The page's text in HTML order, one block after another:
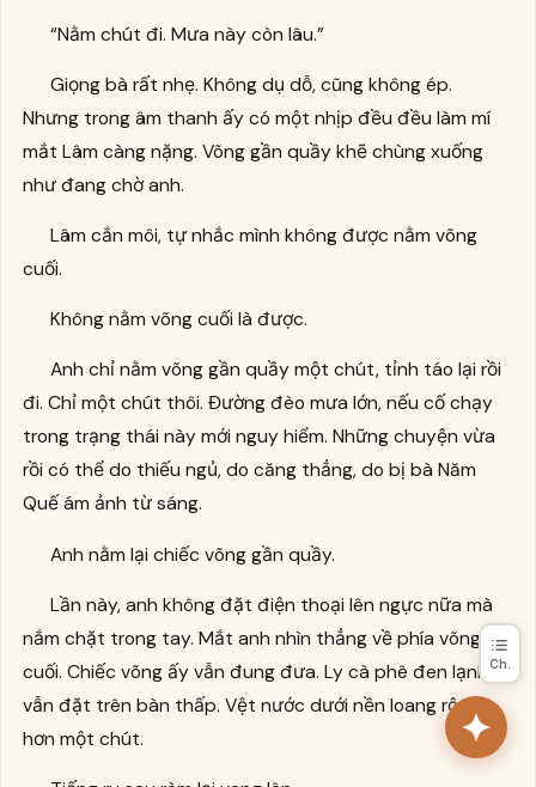
Ch.
“Nằm chút đi. Mưa này còn lâu.”
Giọng bà rất nhẹ. Không dụ dỗ, cũng không ép.
Nhưng trong âm thanh ấy có một nhịp đều đều làm mí
mắt Lâm càng nặng. Võng gần quầy khẽ chùng xuống
như đang chờ anh.
Lâm cắn môi, tự nhắc mình không được nằm võng
cuối.
Không nằm võng cuối là được.
Anh chỉ nằm võng gần quầy một chút, tỉnh táo lại rồi
đi. Chỉ một chút thôi. Đường đèo mưa lớn, nếu cố chạy
trong trạng thái này mới nguy hiểm. Những chuyện vừa
rồi có thể do thiếu ngủ, do căng thẳng, do bị bà Năm
Quế ám ảnh từ sáng.
Anh nằm lại chiếc võng gần quầy.
Lần này, anh không đặt điện thoại lên ngực nữa mà
nắm chặt trong tay. Mắt anh nhìn thẳng về phía võng
cuối. Chiếc võng ấy vẫn đung đưa. Ly cà phê đen lạnh
vẫn đặt trên bàn thấp. Vệt nước dưới nền loang rộng
hơn một chút.